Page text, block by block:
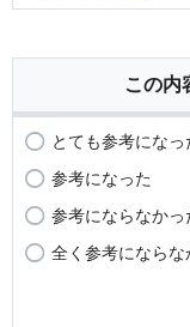
この内
とても参考になっ
参考になった
参考にならなかっ
全く参考にならな